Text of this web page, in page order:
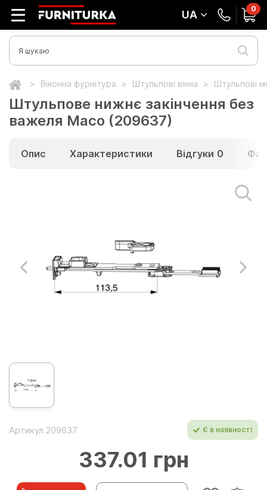
UA 0
Віконна фурнітура Штульпові вікна Штульпові
Штульпове нижнє закінчення без
важеля Maco (209637)
Опис Характеристики Відгуки 0
Артикул 209637 Є в наявності
337.01 грн